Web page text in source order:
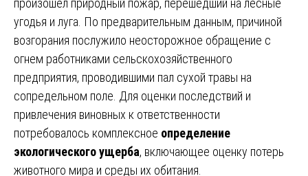
произошел природный пожар, перешедший на лесные
угодья и луга. По предварительным данным, причиной
возгорания послужило неосторожное обращение с
огнем работниками сельскохозяйственного
предприятия, проводившими пал сухой травы на
сопредельном поле. Для оценки последствий и
привлечения виновных к ответственности
потребовалось комплексное определение
экологического ущерба, включающее оценку потерь
животного мира и среды их обитания.